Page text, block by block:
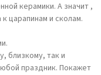
керамики. А значит ,
царапинам и сколам.
близкому, так и
праздник. Покажет